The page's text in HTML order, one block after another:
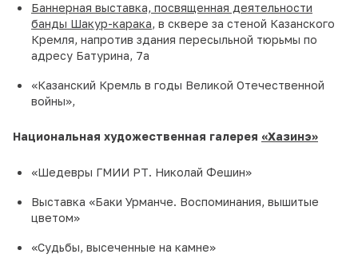
Баннерная выставка, посвященная деятельности
банды Шакур-карака, в сквере за стеной Казанского
Кремля, напротив здания пересыльной тюрьмы по
адресу Батурина, 7а
«Казанский Кремль в годы Великой Отечественной
войны»,
Национальная художественная галерея «Хазинэ»
«Шедевры ГМИИ РТ. Николай Фешин»
Выставка «Баки Урманче. Воспоминания, вышитые
цветом»
«Судьбы, высеченные на камне»